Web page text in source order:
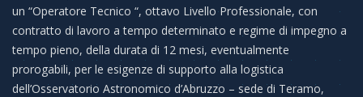
un “Operatore Tecnico “, ottavo Livello Professionale, con
contratto di lavoro a tempo determinato e regime di impegno a
tempo pieno, della durata di 12 mesi, eventualmente
prorogabili, per le esigenze di supporto alla logistica
dell’Osservatorio Astronomico d’Abruzzo – sede di Teramo,